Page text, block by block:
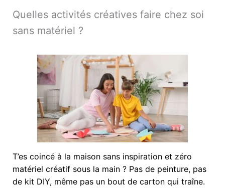
Quelles activités créatives faire chez soi
sans matériel ?
T’es coincé à la maison sans inspiration et zéro
matériel créatif sous la main ? Pas de peinture, pas
de kit DIY, même pas un bout de carton qui traîne.